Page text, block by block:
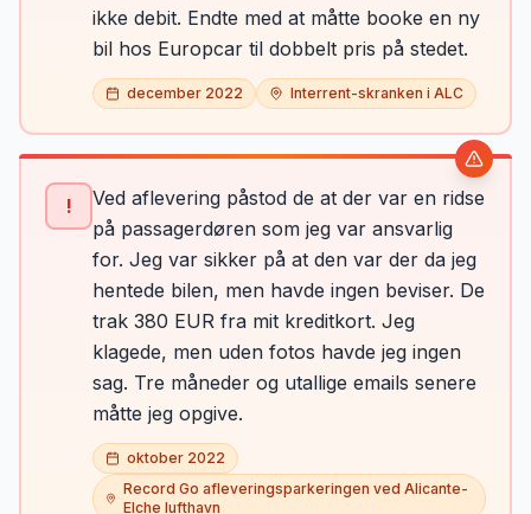
ikke debit. Endte med at måtte booke en ny
bil hos Europcar til dobbelt pris på stedet.
december 2022 Interrent-skranken i ALC
!
Ved aflevering påstod de at der var en ridse
på passagerdøren som jeg var ansvarlig
for. Jeg var sikker på at den var der da jeg
hentede bilen, men havde ingen beviser. De
trak 380 EUR fra mit kreditkort. Jeg
klagede, men uden fotos havde jeg ingen
sag. Tre måneder og utallige emails senere
måtte jeg opgive.
oktober 2022
Record Go afleveringsparkeringen ved Alicante-
Elche lufthavn